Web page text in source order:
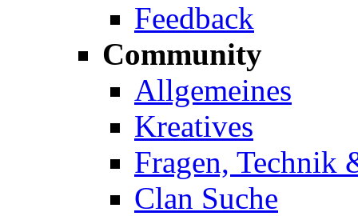
Feedback
Community
Allgemeines
Kreatives
Fragen, Technik
Clan Suche